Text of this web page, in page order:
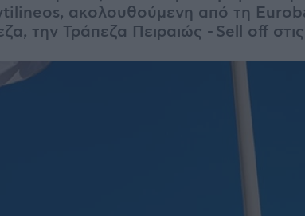
ακολουθούμενη από τη
την Τράπεζα Πειραιώς - Sell off